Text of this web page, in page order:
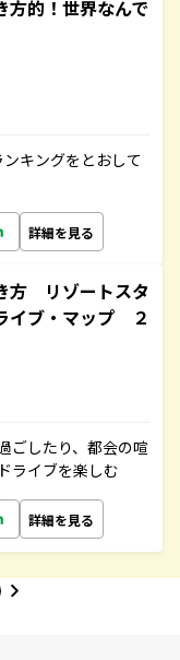
的！世界なんで
キングをとおして
詳細を見る
方 リゾートスタ
ブ・マップ ２
ごしたり、都会の喧
ライブを楽しむ
詳細を見る